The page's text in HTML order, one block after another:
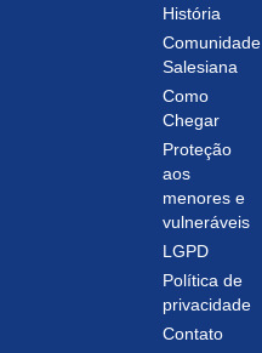
História
Comunidade
Salesiana
Como
Chegar
Proteção
aos
menores e
vulneráveis
LGPD
Política de
privacidade
Contato